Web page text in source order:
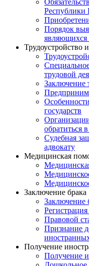
Республики
Порядок
являющихся
Трудоустройство
трудовой
Заключение
государств
обратиться
Судебная
адвокату
Медицинская
Заключение брака
Заключение
Правовой
Признание
Получение
Получение